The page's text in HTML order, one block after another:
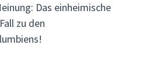
Das einheimische
zu den